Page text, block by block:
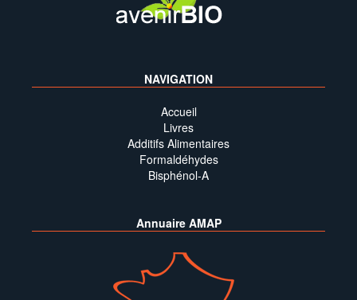
NAVIGATION
Accueil
Livres
Additifs Alimentaires
Formaldéhydes
Bisphénol-A
Annuaire AMAP